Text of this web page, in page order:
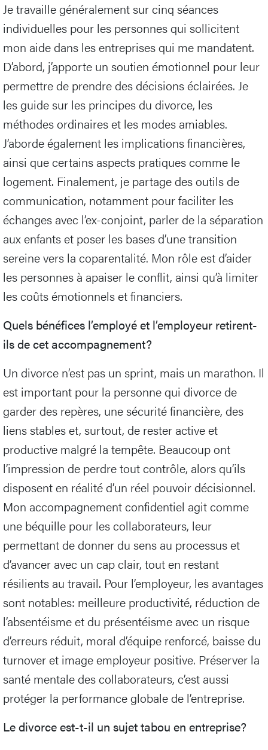
Je travaille généralement sur cinq séances
individuelles pour les personnes qui sollicitent
mon aide dans les entreprises qui me mandatent.
D’abord, j’apporte un soutien émotionnel pour leur
permettre de prendre des décisions éclairées. Je
les guide sur les principes du divorce, les
méthodes ordinaires et les modes amiables.
J’aborde également les implications financières,
ainsi que certains aspects pratiques comme le
logement. Finalement, je partage des outils de
communication, notamment pour faciliter les
échanges avec l’ex-conjoint, parler de la séparation
aux enfants et poser les bases d’une transition
sereine vers la coparentalité. Mon rôle est d’aider
les personnes à apaiser le conflit, ainsi qu’à limiter
les coûts émotionnels et financiers.
Quels bénéfices l’employé et l’employeur retirent-
ils de cet accompagnement?
Un divorce n’est pas un sprint, mais un marathon. Il
est important pour la personne qui divorce de
garder des repères, une sécurité financière, des
liens stables et, surtout, de rester active et
productive malgré la tempête. Beaucoup ont
l’impression de perdre tout contrôle, alors qu’ils
disposent en réalité d’un réel pouvoir décisionnel.
Mon accompagnement confidentiel agit comme
une béquille pour les collaborateurs, leur
permettant de donner du sens au processus et
d’avancer avec un cap clair, tout en restant
résilients au travail. Pour l’employeur, les avantages
sont notables: meilleure productivité, réduction de
l’absentéisme et du présentéisme avec un risque
d’erreurs réduit, moral d’équipe renforcé, baisse du
turnover et image employeur positive. Préserver la
santé mentale des collaborateurs, c’est aussi
protéger la performance globale de l’entreprise.
Le divorce est-t-il un sujet tabou en entreprise?